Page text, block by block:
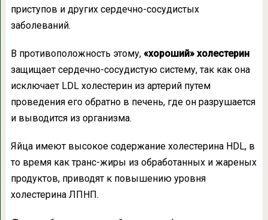
приступов и других сердечно-сосудистых
заболеваний.
В противоположность этому, «хороший» холестерин
защищает сердечно-сосудистую систему, так как она
исключает LDL холестерин из артерий путем
проведения его обратно в печень, где он разрушается
и выводится из организма.
Яйца имеют высокое содержание холестерина HDL, в
то время как транс-жиры из обработанных и жареных
продуктов, приводят к повышению уровня
холестерина ЛПНП.